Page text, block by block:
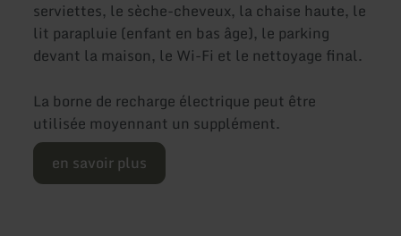
serviettes, le sèche-cheveux, la chaise haute, le
lit parapluie (enfant en bas âge), le parking
devant la maison, le Wi-Fi et le nettoyage final.
La borne de recharge électrique peut être
utilisée moyennant un supplément.
en savoir plus